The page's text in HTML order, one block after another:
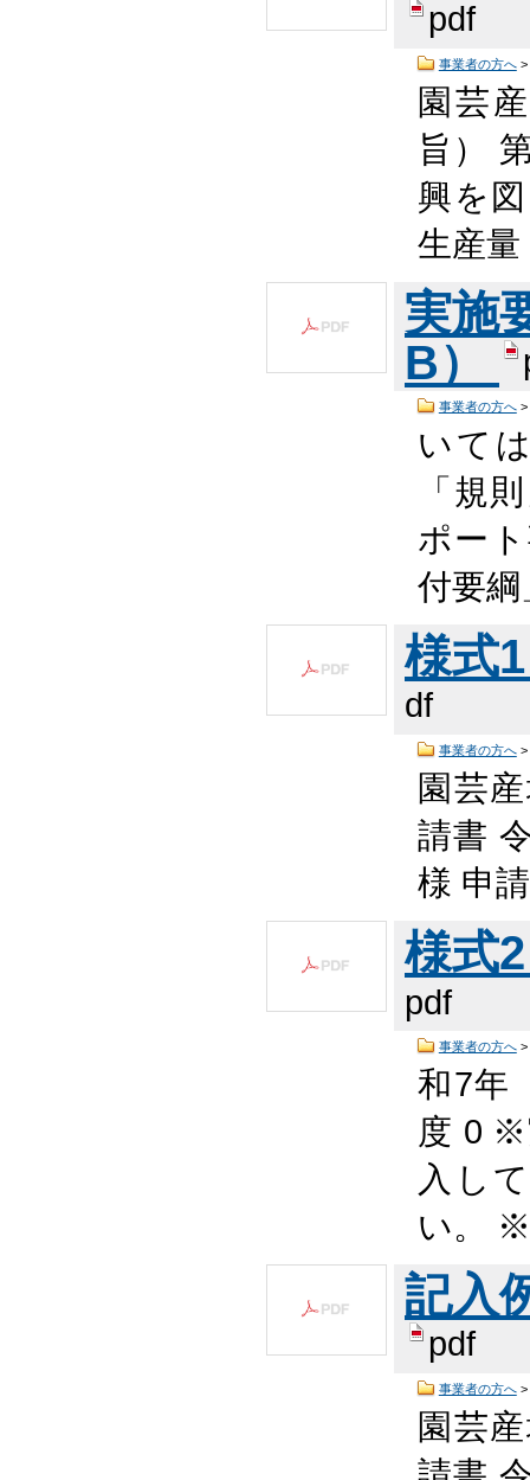
pdf
事業者の方へ>
園芸
旨）
興を
生産
実施
B）
事業者の方へ>
いて
「規
ポー
付要
様式
df
事業者の方へ>
園芸
請
様 申
様式
pdf
事業者の方へ>
和7
度 0 ※
入し
い。
記入
pdf
事業者の方へ>
園芸